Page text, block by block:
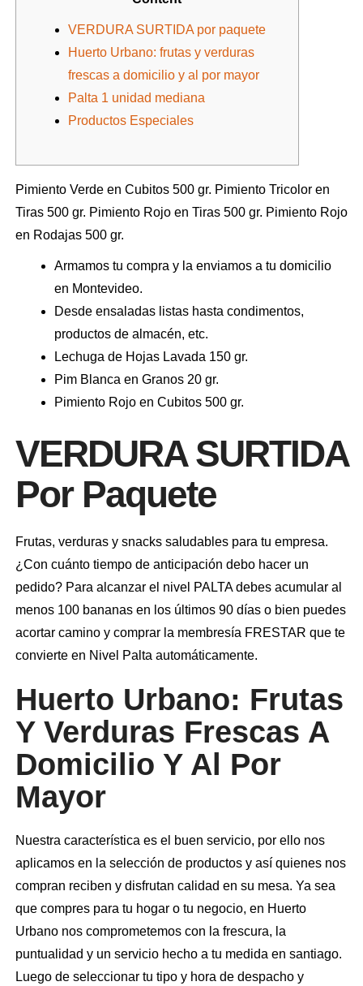
VERDURA SURTIDA por paquete
Huerto Urbano: frutas y verduras
frescas a domicilio y al por mayor
Palta 1 unidad mediana
Productos Especiales
Pimiento Verde en Cubitos 500 gr. Pimiento Tricolor en
Tiras 500 gr. Pimiento Rojo en Tiras 500 gr. Pimiento Rojo
en Rodajas 500 gr.
Armamos tu compra y la enviamos a tu domicilio
en Montevideo.
Desde ensaladas listas hasta condimentos,
productos de almacén, etc.
Lechuga de Hojas Lavada 150 gr.
Pim Blanca en Granos 20 gr.
Pimiento Rojo en Cubitos 500 gr.
VERDURA SURTIDA
Por Paquete
Frutas, verduras y snacks saludables para tu empresa.
¿Con cuánto tiempo de anticipación debo hacer un
pedido? Para alcanzar el nivel PALTA debes acumular al
menos 100 bananas en los últimos 90 días o bien puedes
acortar camino y comprar la membresía FRESTAR que te
convierte en Nivel Palta automáticamente.
Huerto Urbano: Frutas
Y Verduras Frescas A
Domicilio Y Al Por
Mayor
Nuestra característica es el buen servicio, por ello nos
aplicamos en la selección de productos y así quienes nos
compran reciben y disfrutan calidad en su mesa. Ya sea
que compres para tu hogar o tu negocio, en Huerto
Urbano nos comprometemos con la frescura, la
puntualidad y un servicio hecho a tu medida en santiago.
Luego de seleccionar tu tipo y hora de despacho y